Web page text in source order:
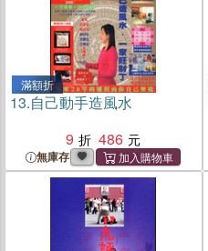
滿額折
13.自己動手造風水
9
486
無庫存